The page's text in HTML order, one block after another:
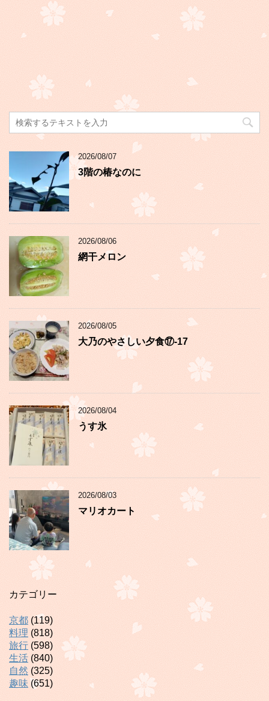
2026/08/07
3階の椿なのに
2026/08/06
網干メロン
2026/08/05
大乃のやさしい夕食⑰-17
2026/08/04
うす氷
2026/08/03
マリオカート
カテゴリー
京都 (119)
料理 (818)
旅行 (598)
生活 (840)
自然 (325)
趣味 (651)